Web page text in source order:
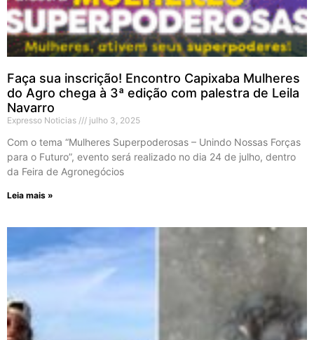
Faça sua inscrição! Encontro Capixaba Mulheres
do Agro chega à 3ª edição com palestra de Leila
Navarro
Expresso Noticias julho 3, 2025
Com o tema “Mulheres Superpoderosas – Unindo Nossas Forças
para o Futuro”, evento será realizado no dia 24 de julho, dentro
da Feira de Agronegócios
Leia mais »